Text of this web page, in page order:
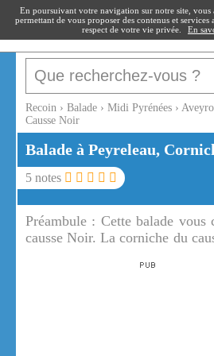
recoin.fr
Recoin › Balade › Midi Pyrénées ›
Causse Noir
Balade à Peyreleau,
5 notes
Préambule : Cette balade vous
causse Noir. La corniche du
En poursuivant votre navigation sur notre site, vous
permettant de vous proposer des contenus et services
respect de votre vie privée.
En